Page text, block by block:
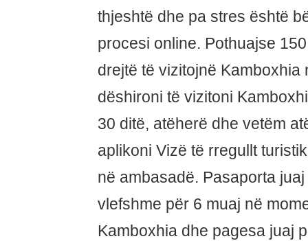
thjeshtë dhe pa stres është
procesi online. Pothuajse
drejtë të vizitojnë Kamboxhia
dëshironi të vizitoni
30 ditë, atëherë dhe vetëm
aplikoni Vizë të rregullt
në ambasadë. Pasaporta
vlefshme për 6 muaj në
Kamboxhia dhe pagesa juaj